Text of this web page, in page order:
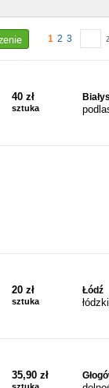
1 2 3
40 zł
sztuka
20 zł
sztuka
Łódź
35,90 zł